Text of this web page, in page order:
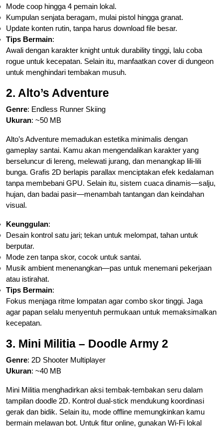
Mode coop hingga 4 pemain lokal.
Kumpulan senjata beragam, mulai pistol hingga granat.
Update konten rutin, tanpa harus download file besar.
Tips Bermain:
Awali dengan karakter knight untuk durability tinggi, lalu coba
rogue untuk kecepatan. Selain itu, manfaatkan cover di dungeon
untuk menghindari tembakan musuh.
2. Alto’s Adventure
Genre: Endless Runner Skiing
Ukuran: ~50 MB
Alto’s Adventure memadukan estetika minimalis dengan
gameplay santai. Kamu akan mengendalikan karakter yang
berseluncur di lereng, melewati jurang, dan menangkap lili-lili
bunga. Grafis 2D berlapis parallax menciptakan efek kedalaman
tanpa membebani GPU. Selain itu, sistem cuaca dinamis—salju,
hujan, dan badai pasir—menambah tantangan dan keindahan
visual.
Keunggulan:
Desain kontrol satu jari; tekan untuk melompat, tahan untuk
berputar.
Mode zen tanpa skor, cocok untuk santai.
Musik ambient menenangkan—pas untuk menemani pekerjaan
atau istirahat.
Tips Bermain:
Fokus menjaga ritme lompatan agar combo skor tinggi. Jaga
agar papan selalu menyentuh permukaan untuk memaksimalkan
kecepatan.
3. Mini Militia – Doodle Army 2
Genre: 2D Shooter Multiplayer
Ukuran: ~40 MB
Mini Militia menghadirkan aksi tembak-tembakan seru dalam
tampilan doodle 2D. Kontrol dual-stick mendukung koordinasi
gerak dan bidik. Selain itu, mode offline memungkinkan kamu
bermain melawan bot. Untuk fitur online, gunakan Wi-Fi lokal